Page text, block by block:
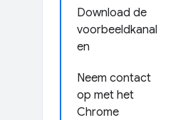
Download de
voorbeeldkanal
en
Neem contact
op met het
Chrome